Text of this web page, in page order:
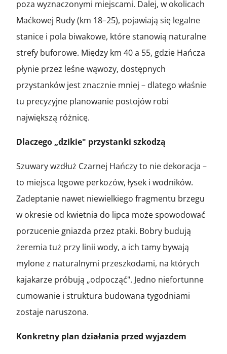
poza wyznaczonymi miejscami. Dalej, w okolicach
Maćkowej Rudy (km 18–25), pojawiają się legalne
stanice i pola biwakowe, które stanowią naturalne
strefy buforowe. Między km 40 a 55, gdzie Hańcza
płynie przez leśne wąwozy, dostępnych
przystanków jest znacznie mniej – dlatego właśnie
tu precyzyjne planowanie postojów robi
największą różnicę.
Dlaczego „dzikie" przystanki szkodzą
Szuwary wzdłuż Czarnej Hańczy to nie dekoracja –
to miejsca lęgowe perkozów, łysek i wodników.
Zadeptanie nawet niewielkiego fragmentu brzegu
w okresie od kwietnia do lipca może spowodować
porzucenie gniazda przez ptaki. Bobry budują
żeremia tuż przy linii wody, a ich tamy bywają
mylone z naturalnymi przeszkodami, na których
kajakarze próbują „odpocząć". Jedno niefortunne
cumowanie i struktura budowana tygodniami
zostaje naruszona.
Konkretny plan działania przed wyjazdem